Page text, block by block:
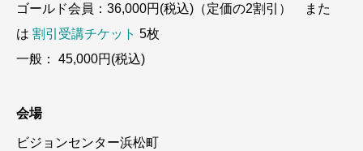
ゴールド会員：36,000円(税込)（定価の2割引） また
は 割引受講チケット 5枚
一般： 45,000円(税込)
会場
ビジョンセンター浜松町